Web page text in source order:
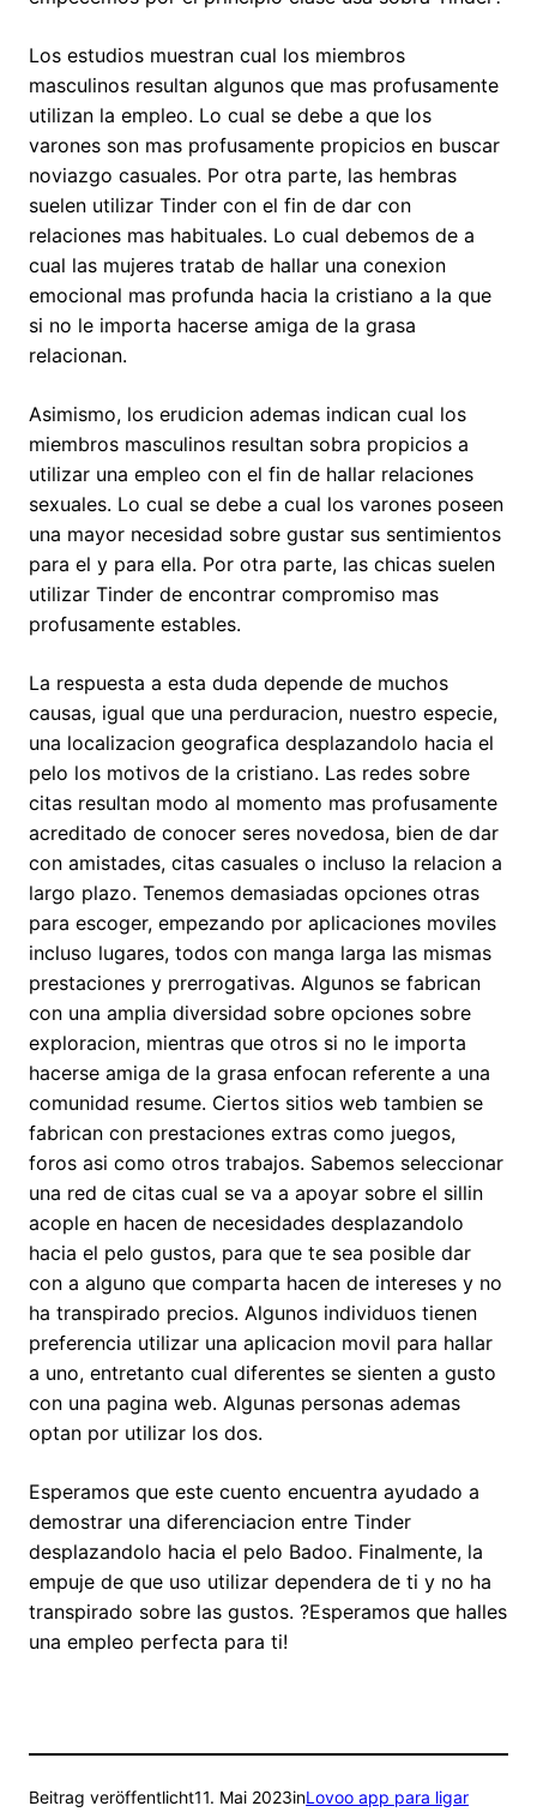
Los estudios muestran cual los miembros
masculinos resultan algunos que mas profusamente
utilizan la empleo. Lo cual se debe a que los
varones son mas profusamente propicios en buscar
noviazgo casuales. Por otra parte, las hembras
suelen utilizar Tinder con el fin de dar con
relaciones mas habituales. Lo cual debemos de a
cual las mujeres tratab de hallar una conexion
emocional mas profunda hacia la cristiano a la que
si no le importa hacerse amiga de la grasa
relacionan.
Asimismo, los erudicion ademas indican cual los
miembros masculinos resultan sobra propicios a
utilizar una empleo con el fin de hallar relaciones
sexuales. Lo cual se debe a cual los varones poseen
una mayor necesidad sobre gustar sus sentimientos
para el y para ella. Por otra parte, las chicas suelen
utilizar Tinder de encontrar compromiso mas
profusamente estables.
La respuesta a esta duda depende de muchos
causas, igual que una perduracion, nuestro especie,
una localizacion geografica desplazandolo hacia el
pelo los motivos de la cristiano. Las redes sobre
citas resultan modo al momento mas profusamente
acreditado de conocer seres novedosa, bien de dar
con amistades, citas casuales o incluso la relacion a
largo plazo. Tenemos demasiadas opciones otras
para escoger, empezando por aplicaciones moviles
incluso lugares, todos con manga larga las mismas
prestaciones y prerrogativas. Algunos se fabrican
con una amplia diversidad sobre opciones sobre
exploracion, mientras que otros si no le importa
hacerse amiga de la grasa enfocan referente a una
comunidad resume. Ciertos sitios web tambien se
fabrican con prestaciones extras como juegos,
foros asi­ como otros trabajos. Sabemos seleccionar
una red de citas cual se va a apoyar sobre el silli­n
acople en hacen de necesidades desplazandolo
hacia el pelo gustos, para que te sea posible dar
con a alguno que comparta hacen de intereses y no
ha transpirado precios. Algunos individuos tienen
preferencia utilizar una aplicacion movil para hallar
a uno, entretanto cual diferentes se sienten a gusto
con una pagina web. Algunas personas ademas
optan por utilizar los dos.
Esperamos que este cuento encuentra ayudado a
demostrar una diferenciacion entre Tinder
desplazandolo hacia el pelo Badoo. Finalmente, la
empuje de que uso utilizar dependera de ti y no ha
transpirado sobre las gustos. ?Esperamos que halles
una empleo perfecta para ti!
Beitrag veröffentlicht11. Mai 2023inLovoo app para ligar